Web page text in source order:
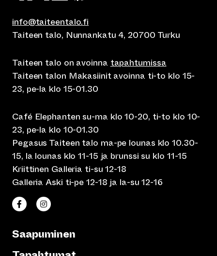
info@taiteentalo.fi
Taiteen talo, Nunnankatu 4, 20700 Turku
Taiteen talo on avoinna tapahtumissa
Taiteen talon Makasiinit avoinna ti-to klo 15-
23, pe-la klo 15-01.30
Café Elephanten su-ma klo 10-20, ti-to klo 10-
23, pe-la klo 10-01.30
Pegasus Taiteen talo ma-pe lounas klo 10.30-
15, la lounas klo 11-15 ja brunssi su klo 11-15
Kriittinen Galleria ti-su 12-18
Galleria Aski ti-pe 12-18 ja la-su 12-16
Taiteen talo Facebookissa
(siirtyy toiseen verkkopalveluun)
Taiteen talo Instagramissa
(siirtyy toiseen verkkopalveluun)
Saapuminen